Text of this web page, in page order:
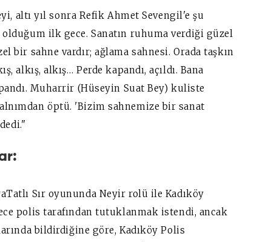
altı yıl sonra Refik Ahmet Sevengil'e şu
ilk gece. Sanatın ruhuma verdiği güzel
bir sahne vardır; ağlama sahnesi. Orada taşkın
alkış, alkış… Perde kapandı, açıldı. Bana
Muharrir (Hüseyin Suat Bey) kuliste
öptü. 'Bizim sahnemize bir sanat
Sır oyununda Neyir rolü ile Kadıköy
polis tarafından tutuklanmak istendi, ancak
bildirdiğine göre, Kadıköy Polis